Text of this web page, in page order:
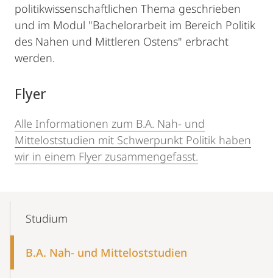
politikwissenschaftlichen Thema geschrieben
und im Modul "Bachelorarbeit im Bereich Politik
des Nahen und Mittleren Ostens" erbracht
werden.
Flyer
Alle Informationen zum B.A. Nah- und
Mitteloststudien mit Schwerpunkt Politik haben
wir in einem Flyer zusammengefasst.
NavigationStudium
B.A. Nah- und Mitteloststudien